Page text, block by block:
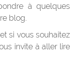
à quelques
blog.
si vous souhaitez
invite à aller lire